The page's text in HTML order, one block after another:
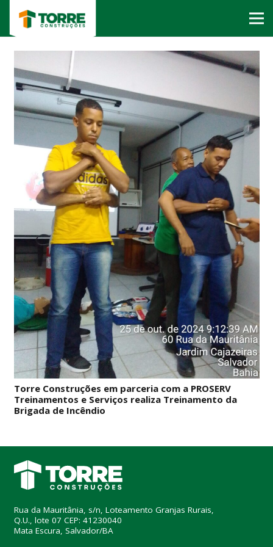
Torre Construções em parceria com a PROSERV
Treinamentos e Serviços realiza Treinamento da
Brigada de Incêndio
Rua da Mauritânia, s/n, Loteamento Granjas Rurais,
Q.U., lote 07 CEP: 41230040
Mata Escura, Salvador/BA